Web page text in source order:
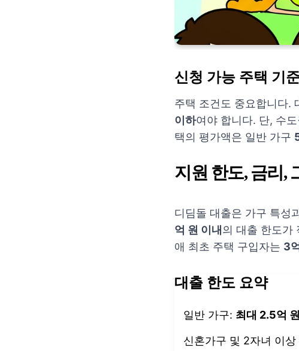
신청 가능 주택 기
주택 조건도 중요합니다.
이하여야 합니다. 단, 수
택의 평가액은 일반 가구
지원 한도, 금리,
디딤돌 대출은 가구 특성
억 원 이내 의 대출 한도가
애 최초 주택 구입자는 3
대출 한도 요약
일반 가구: 최대 2.5억 원
신혼가구 및 2자녀 이상